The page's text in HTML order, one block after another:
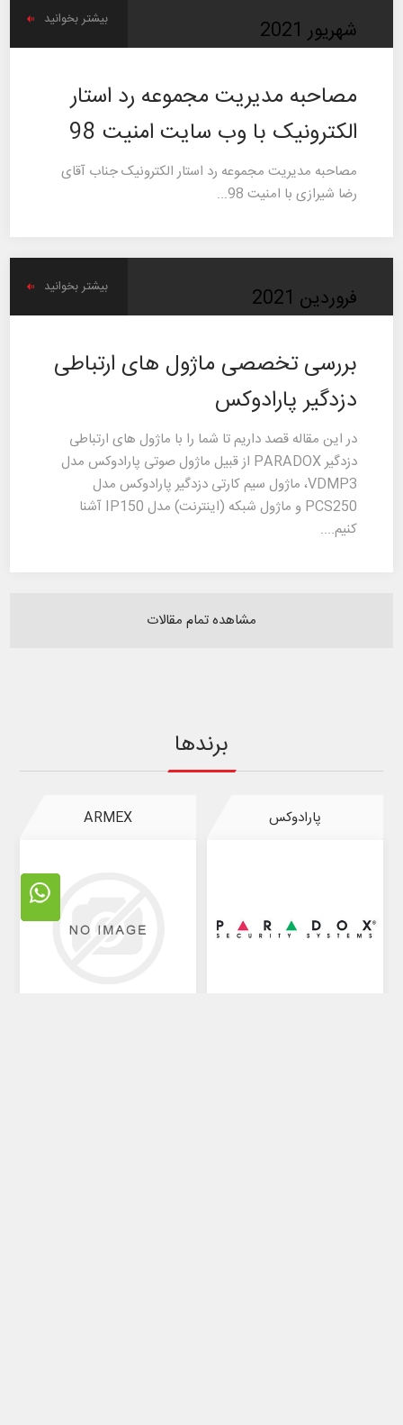
شهریور 2021 بیشتر بخوانید
مصاحبه مدیریت مجموعه رد استار
الکترونیک با وب سایت امنیت 98
مصاحبه مدیریت مجموعه رد استار الکترونیک جناب آقای
رضا شیرازی با امنیت 98...
فروردین 2021 بیشتر بخوانید
بررسی تخصصی ماژول های ارتباطی
دزدگیر پارادوکس
در این مقاله قصد داریم تا شما را با ماژول های ارتباطی
دزدگیر PARADOX از قبیل ماژول صوتی پارادوکس مدل
VDMP3، ماژول سیم کارتی دزدگیر پارادوکس مدل
PCS250 و ماژول شبکه (اینترنت) مدل IP150 آشنا
کنیم....
مشاهده تمام مقالات
برندها
پارادوکس ARMEX